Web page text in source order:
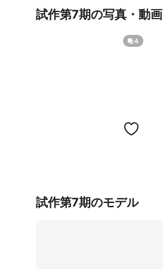
試作第7期の写真・動画
4
試作第7期のモデル